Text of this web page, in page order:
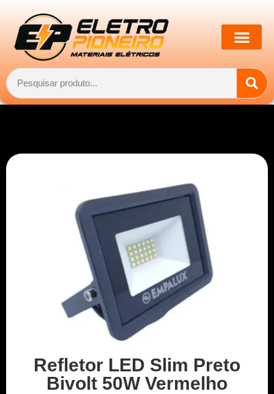
Refletor LED Slim Preto
Bivolt 50W Vermelho